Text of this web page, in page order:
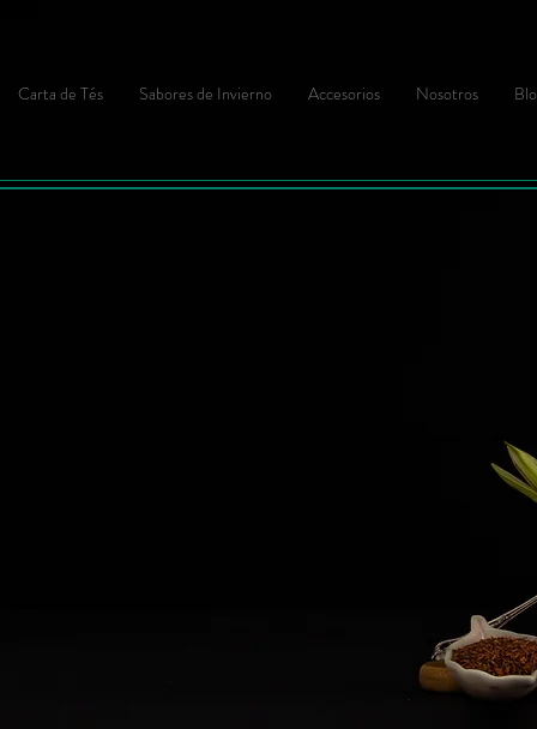
Carta de Tés Sabores de Invierno Accesorios Nosotros